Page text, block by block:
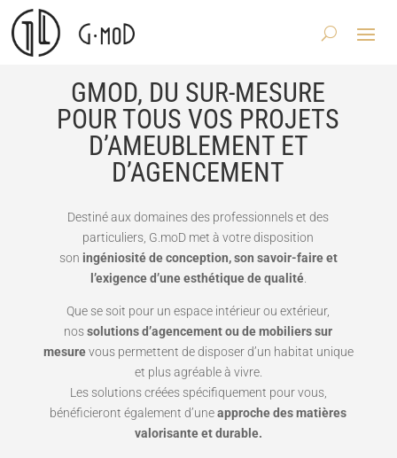
GMOD, DU SUR-MESURE
POUR TOUS VOS PROJETS
D’AMEUBLEMENT ET
D’AGENCEMENT
Destiné aux domaines des professionnels et des
particuliers, G.moD met à votre disposition
son ingéniosité de conception, son savoir-faire et
l’exigence d’une esthétique de qualité.
Que se soit pour un espace intérieur ou extérieur,
nossolutions d’agencement ou de mobiliers sur
mesurevous permettent de disposer d’un habitat unique
et plus agréable à vivre.
Les solutions créées spécifiquement pour vous,
bénéficieront également d’uneapproche des matières
valorisante et durable.